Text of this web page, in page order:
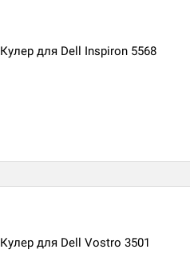
Кулер для Dell Inspiron 5568
Кулер для Dell Vostro 3501